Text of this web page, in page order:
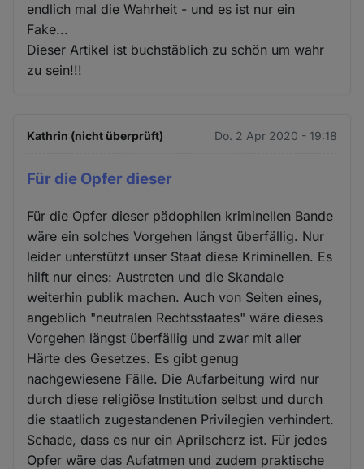
endlich mal die Wahrheit - und es ist nur ein
Fake...
Dieser Artikel ist buchstäblich zu schön um wahr
zu sein!!!
Kathrin (nicht überprüft) Do. 2 Apr 2020 - 19:18
Für die Opfer dieser
Für die Opfer dieser pädophilen kriminellen Bande
wäre ein solches Vorgehen längst überfällig. Nur
leider unterstützt unser Staat diese Kriminellen. Es
hilft nur eines: Austreten und die Skandale
weiterhin publik machen. Auch von Seiten eines,
angeblich "neutralen Rechtsstaates" wäre dieses
Vorgehen längst überfällig und zwar mit aller
Härte des Gesetzes. Es gibt genug
nachgewiesene Fälle. Die Aufarbeitung wird nur
durch diese religiöse Institution selbst und durch
die staatlich zugestandenen Privilegien verhindert.
Schade, dass es nur ein Aprilscherz ist. Für jedes
Opfer wäre das Aufatmen und zudem praktische